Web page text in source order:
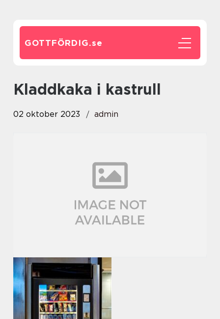
GOTTFÖRDIG.se
kladdkaka i kastrull
02 oktober 2023 admin